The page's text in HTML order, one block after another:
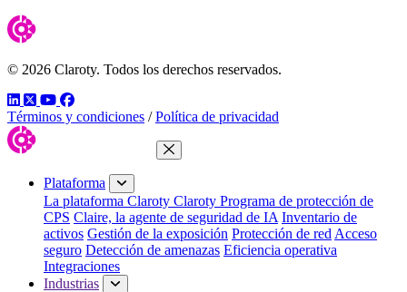
© 2026 Claroty. Todos los derechos reservados.
LinkedIn
TwitterYouTube
Facebook
Términos y condiciones / Política de privacidad
Cerrar menú
Plataforma
La plataforma Claroty Claroty Programa de protección de
CPS Claire, la agente de seguridad de IA Inventario de
activos Gestión de la exposición Protección de red Acceso
seguro Detección de amenazas Eficiencia operativa
Integraciones
Industrias